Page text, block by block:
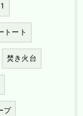
トート
焚き火台
プ